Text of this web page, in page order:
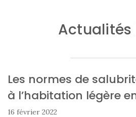
Actualités
Les normes de
à l’habitation légère
16 février 2022